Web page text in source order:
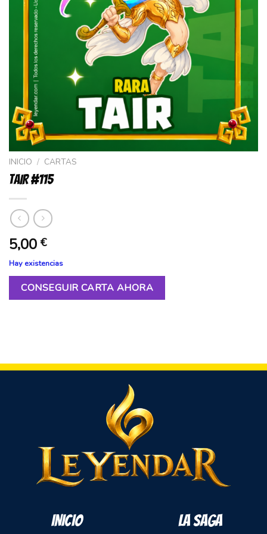
INICIO / CARTAS
TAIR #115
5,00 €
Hay existencias
CONSEGUIR CARTA AHORA
INICIO LA SAGA